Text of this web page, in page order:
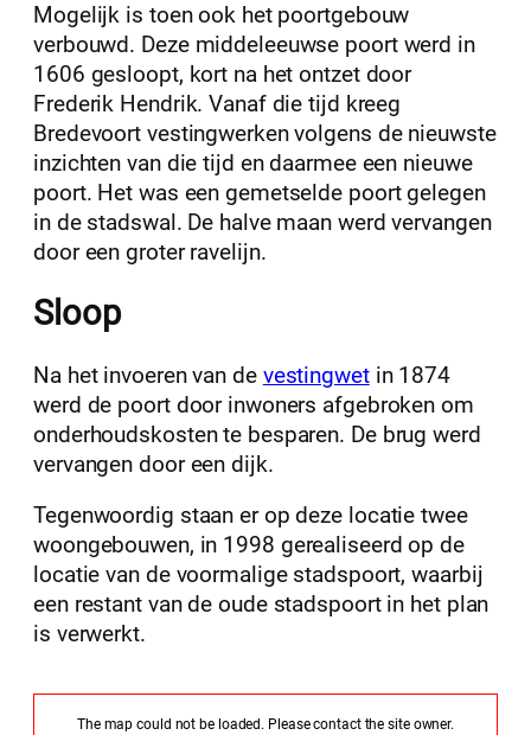
Mogelijk is toen ook het poortgebouw
verbouwd. Deze middeleeuwse poort werd in
1606 gesloopt, kort na het ontzet door
Frederik Hendrik. Vanaf die tijd kreeg
Bredevoort vestingwerken volgens de nieuwste
inzichten van die tijd en daarmee een nieuwe
poort. Het was een gemetselde poort gelegen
in de stadswal. De halve maan werd vervangen
door een groter ravelijn.
Sloop
Na het invoeren van de vestingwetin 1874
werd de poort door inwoners afgebroken om
onderhoudskosten te besparen. De brug werd
vervangen door een dijk.
Tegenwoordig staan er op deze locatie twee
woongebouwen, in 1998 gerealiseerd op de
locatie van de voormalige stadspoort, waarbij
een restant van de oude stadspoort in het plan
is verwerkt.
The map could not be loaded. Please contact the site owner.